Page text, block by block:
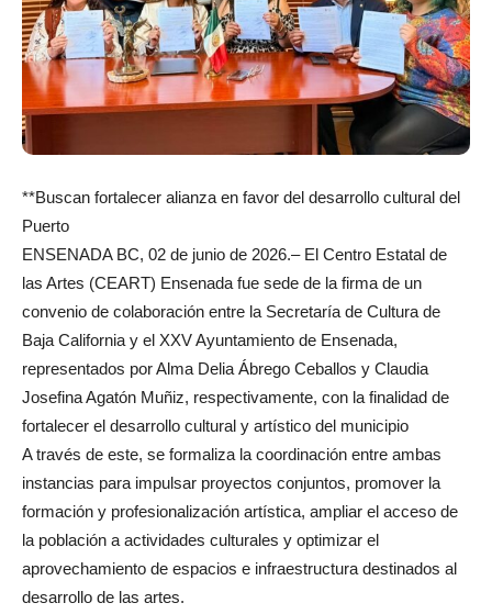
**Buscan fortalecer alianza en favor del desarrollo cultural del
Puerto
ENSENADA BC, 02 de junio de 2026.– El Centro Estatal de
las Artes (CEART) Ensenada fue sede de la firma de un
convenio de colaboración entre la Secretaría de Cultura de
Baja California y el XXV Ayuntamiento de Ensenada,
representados por Alma Delia Ábrego Ceballos y Claudia
Josefina Agatón Muñiz, respectivamente, con la finalidad de
fortalecer el desarrollo cultural y artístico del municipio
A través de este, se formaliza la coordinación entre ambas
instancias para impulsar proyectos conjuntos, promover la
formación y profesionalización artística, ampliar el acceso de
la población a actividades culturales y optimizar el
aprovechamiento de espacios e infraestructura destinados al
desarrollo de las artes.